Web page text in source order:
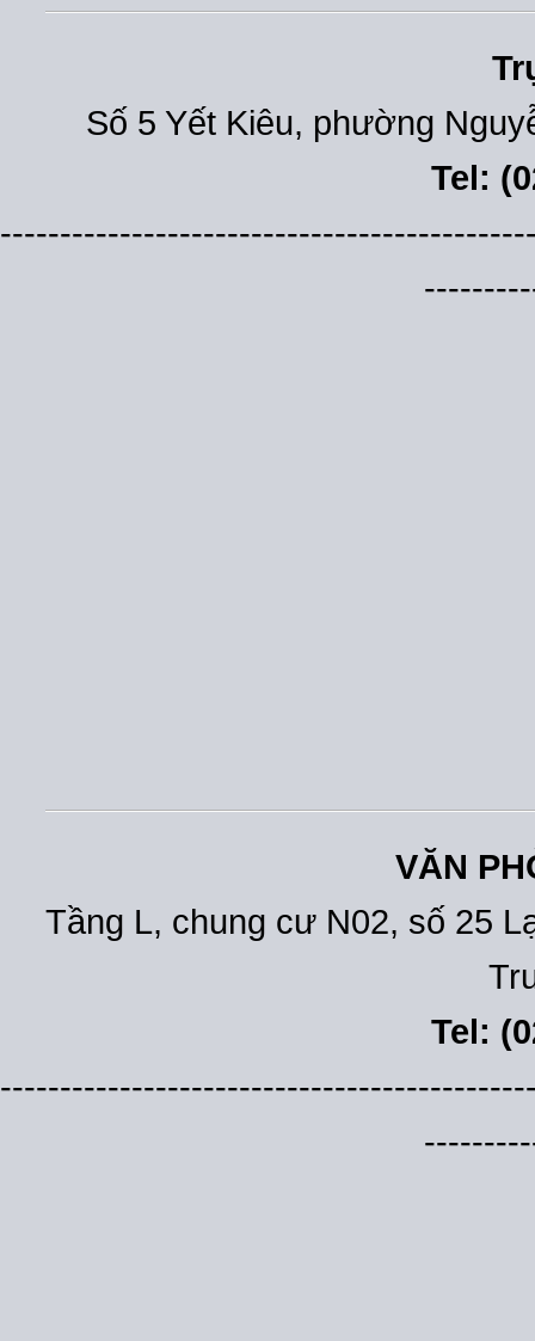
Số 5 Yết Kiêu, phường
Tel:
VĂN
Tầng L, chung cư N02, số 25
Tel: